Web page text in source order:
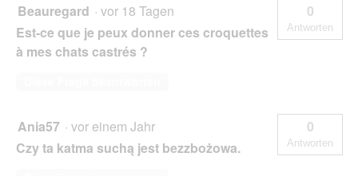
Beauregard · vor 18 Tagen
Est-ce que je peux donner ces croquettes
à mes chats castrés ?
0
Antworten
Ania57 · vor einem Jahr
Czy ta katma suchą jest bezzbożowa.
0
Antworten